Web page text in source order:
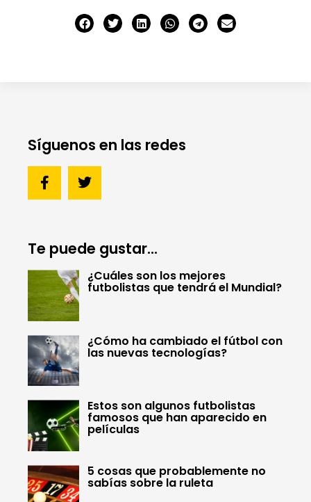
Síguenos en las redes
Te puede gustar...
¿Cuáles son los mejores
futbolistas que tendrá el Mundial?
¿Cómo ha cambiado el fútbol con
las nuevas tecnologías?
Estos son algunos futbolistas
famosos que han aparecido en
películas
5 cosas que probablemente no
sabías sobre la ruleta